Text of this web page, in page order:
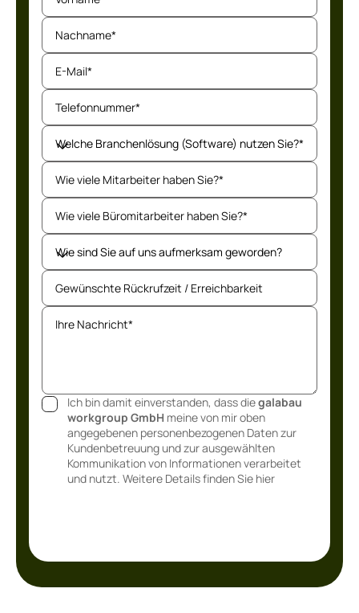
Ich bin damit einverstanden, dass diegalabau
workgroup GmbH meine von mir oben
angegebenen personenbezogenen Daten zur
Kundenbetreuung und zur ausgewählten
Kommunikation von Informationen verarbeitet
und nutzt. Weitere Details finden Sie hier